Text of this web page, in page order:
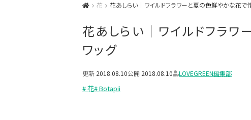
花 花あしらい｜ワイルドフラワーと夏の色鮮やかな花で
花あしらい｜ワイルドフラ
ワッグ
更新 2018.08.10公開 2018.08.10 LOVEGREEN編集部
# 花# Botapii